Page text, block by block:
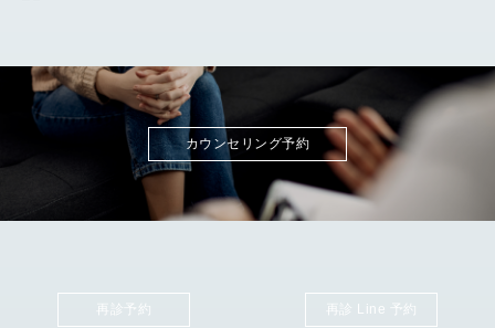
カウンセリング予約
再診予約 再診 Line 予約